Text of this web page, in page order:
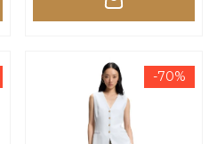
-70%